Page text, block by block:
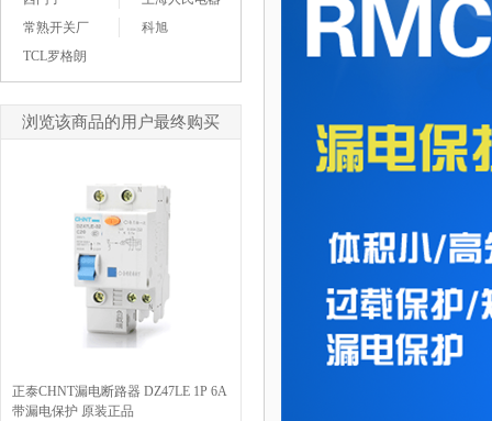
常熟开关厂
科旭
TCL罗格朗
浏览该商品的用户最终购买
正泰CHNT漏电断路器 DZ47LE 1P 6A
带漏电保护 原装正品